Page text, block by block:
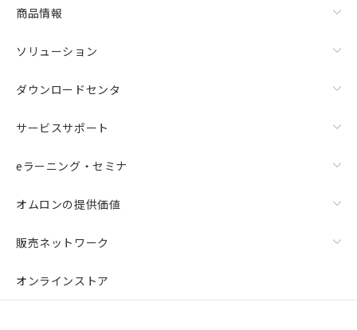
商品情報
ソリューション
ダウンロードセンタ
サービスサポート
eラーニング・セミナ
オムロンの提供価値
販売ネットワーク
オンラインストア